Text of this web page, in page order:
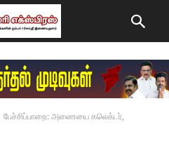
பேச்சிப்பாறை: அணையை கலெக்டர்,